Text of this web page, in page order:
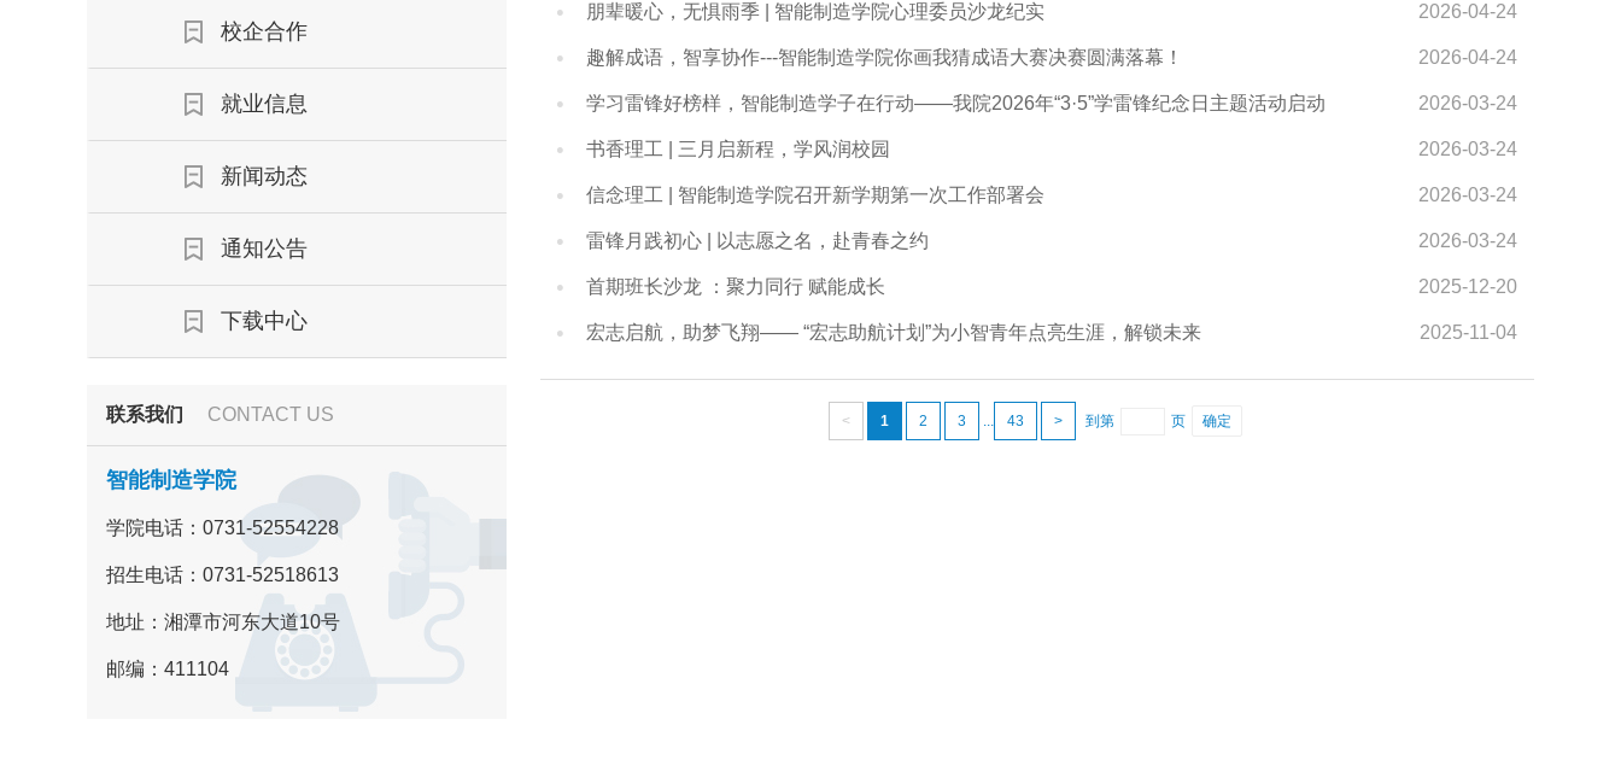
校企合作
就业信息
新闻动态
通知公告
下载中心
联系我们 CONTACT US
智能制造学院
学院电话：0731-52554228
招生电话：0731-52518613
地址：湘潭市河东大道10号
邮编：411104
朋辈暖心，无惧雨季 | 智能制造学院心理委员沙龙纪实 2026-04-24
趣解成语，智享协作---智能制造学院你画我猜成语大赛决赛圆满落幕！ 2026-04-24
学习雷锋好榜样，智能制造学子在行动——我院2026年“3·5”学雷锋纪念日主题活动启动 2026-03-24
书香理工 | 三月启新程，学风润校园 2026-03-24
信念理工 | 智能制造学院召开新学期第一次工作部署会 2026-03-24
雷锋月践初心 | 以志愿之名，赴青春之约 2026-03-24
首期班长沙龙 ：聚力同行 赋能成长 2025-12-20
宏志启航，助梦飞翔—— “宏志助航计划”为小智青年点亮生涯，解锁未来 2025-11-04
< 1 2 3 43 > 到第 页 确定